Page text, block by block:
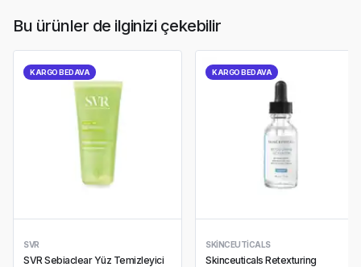
Bu ürünler de ilginizi çekebilir
KARGO BEDAVA
SVR
SVR Sebiaclear Yüz Temizleyici
KARGO BEDAVA
SKINCEUTICALS
Skinceuticals Retexturing